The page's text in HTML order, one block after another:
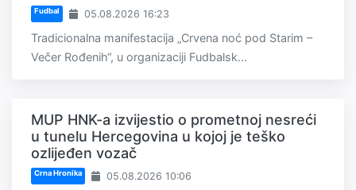
Fudbal 05.08.2026 16:23
Tradicionalna manifestacija „Crvena noć pod Starim –
Večer Rođenih“, u organizaciji Fudbalsk...
MUP HNK-a izvijestio o prometnoj nesreći
u tunelu Hercegovina u kojoj je teško
ozlijeđen vozač
Crna Hronika 05.08.2026 10:06